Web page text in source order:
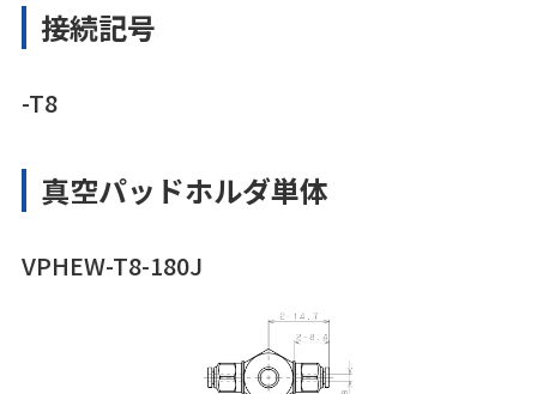
接続記号
-T8
真空パッドホルダ単体
VPHEW-T8-180J